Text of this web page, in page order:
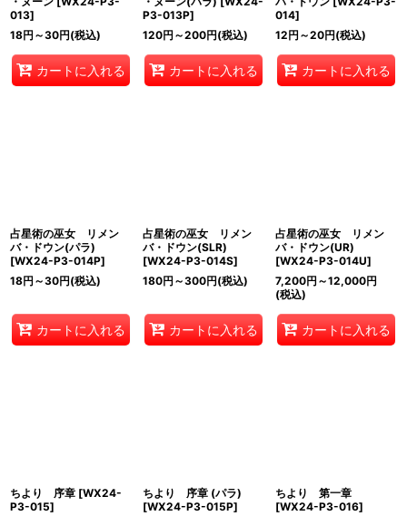
013]
18円 ～30円(税込)
カートに入れる
P3-013P]
120円 ～200円(税込)
カートに入れる
014]
12円 ～20円(税込)
カートに入れる
占星術の巫女 リメン
バ・ドウン(パラ)
[WX24-P3-014P]
18円 ～30円(税込)
カートに入れる
占星術の巫女 リメン
バ・ドウン(SLR)
[WX24-P3-014S]
180円 ～300円(税込)
カートに入れる
占星術の巫女 リメン
バ・ドウン(UR)
[WX24-P3-014U]
7,200円 ～12,000円
(税込)
カートに入れる
ちより 序章 [WX24-
P3-015]
ちより 序章 (パラ)
[WX24-P3-015P]
ちより 第一章
[WX24-P3-016]